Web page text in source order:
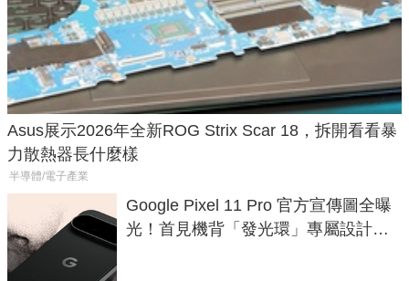
Asus展示2026年全新ROG Strix Scar 18，拆開看看暴
力散熱器長什麼樣
半導體/電子產業
Google Pixel 11 Pro 官方宣傳圖全曝
光！首見機背「發光環」專屬設計、